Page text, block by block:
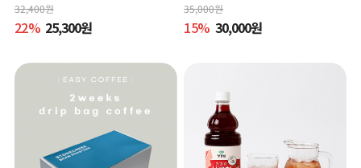
32,400원
22% 25,300원
35,000원
15% 30,000원